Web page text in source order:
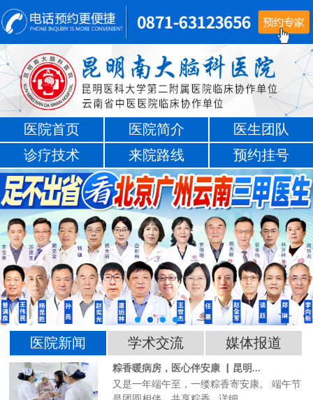
医院首页 医院简介
医生团队
诊疗技术
来院路线 预约挂号
医院新闻 学术交流 媒体报道
粽香暖病房，医心伴安康 ▏昆明...
又是一年端午至，一缕粽香寄安康。 端午节